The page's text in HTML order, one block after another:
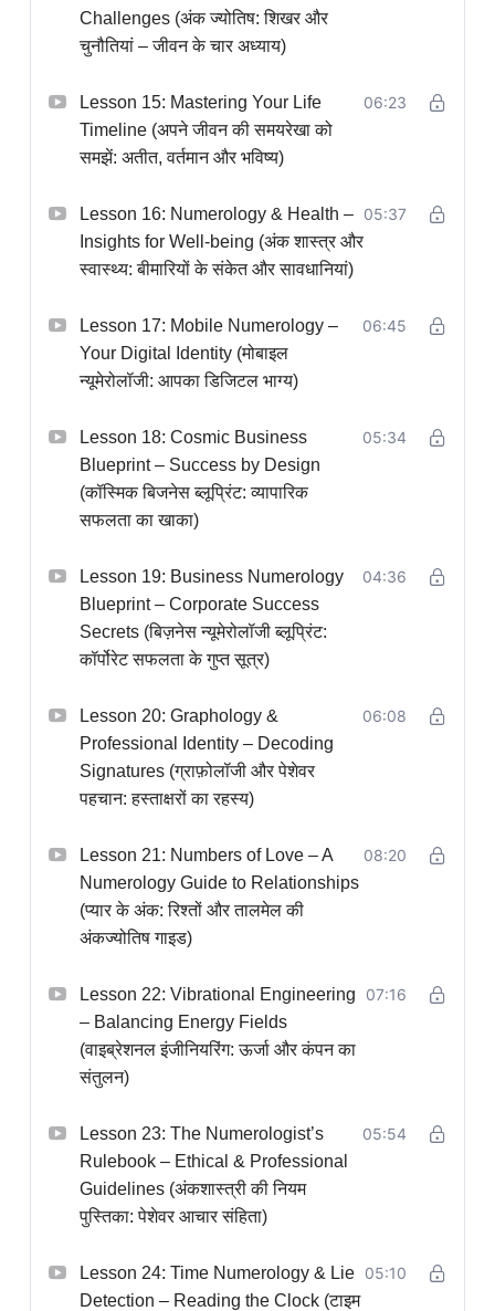
Challenges (अंक ज्योतिष: शिखर और
चुनौतियां – जीवन के चार अध्याय)
Lesson 15: Mastering Your Life
Timeline (अपने जीवन की समयरेखा को
समझें: अतीत, वर्तमान और भविष्य)
06:23
Lesson 16: Numerology & Health –
Insights for Well-being (अंक शास्त्र और
स्वास्थ्य: बीमारियों के संकेत और सावधानियां)
05:37
Lesson 17: Mobile Numerology –
Your Digital Identity (मोबाइल
न्यूमेरोलॉजी: आपका डिजिटल भाग्य)
06:45
Lesson 18: Cosmic Business
Blueprint – Success by Design
(कॉस्मिक बिजनेस ब्लूप्रिंट: व्यापारिक
सफलता का खाका)
05:34
Lesson 19: Business Numerology
Blueprint – Corporate Success
Secrets (बिज़नेस न्यूमेरोलॉजी ब्लूप्रिंट:
कॉर्पोरेट सफलता के गुप्त सूत्र)
04:36
Lesson 20: Graphology &
Professional Identity – Decoding
Signatures (ग्राफ़ोलॉजी और पेशेवर
पहचान: हस्ताक्षरों का रहस्य)
06:08
Lesson 21: Numbers of Love – A
Numerology Guide to Relationships
(प्यार के अंक: रिश्तों और तालमेल की
अंकज्योतिष गाइड)
08:20
Lesson 22: Vibrational Engineering
– Balancing Energy Fields
(वाइब्रेशनल इंजीनियरिंग: ऊर्जा और कंपन का
संतुलन)
07:16
Lesson 23: The Numerologist’s
Rulebook – Ethical & Professional
Guidelines (अंकशास्त्री की नियम
पुस्तिका: पेशेवर आचार संहिता)
05:54
Lesson 24: Time Numerology & Lie
Detection – Reading the Clock (टाइम
05:10